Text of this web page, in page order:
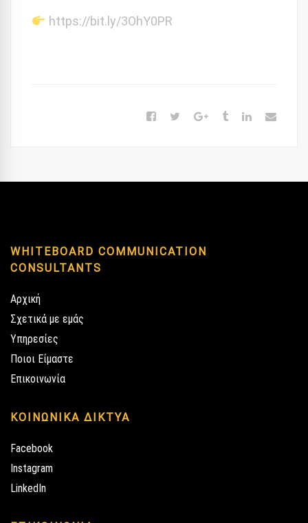
https://bit.ly/3OhY0PR
WHITEBOARD COMMUNICATION
CONSULTANTS
Αρχική
Σχετικά με εμάς
Υπηρεσίες
Ποιοι Είμαστε
Επικοινωνία
ΚΟΙΝΩΝΙΚΑ ΔΙΚΤΥΑ
Facebook
Instagram
LinkedIn